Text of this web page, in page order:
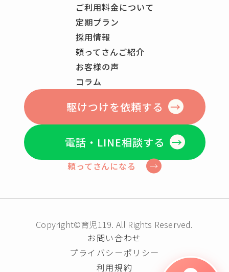
ご利用料金について
定期プラン
採用情報
頼ってさんご紹介
お客様の声
コラム
駆けつけを依頼する
電話・LINE相談する
頼ってさんになる
Copyright©育児119. All Rights Reserved.
お問い合わせ
プライバシーポリシー
利用規約